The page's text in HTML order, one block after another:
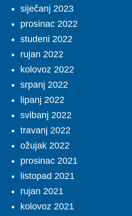
siječanj 2023
prosinac 2022
studeni 2022
rujan 2022
kolovoz 2022
srpanj 2022
lipanj 2022
svibanj 2022
travanj 2022
ožujak 2022
prosinac 2021
listopad 2021
rujan 2021
kolovoz 2021